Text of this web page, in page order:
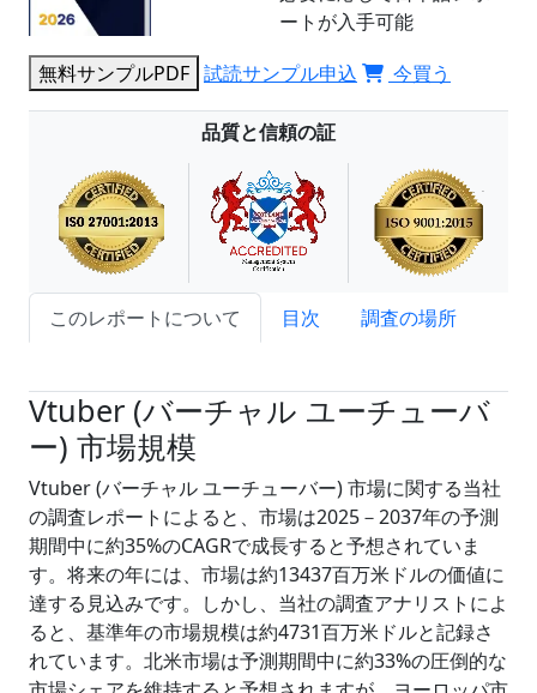
ートが入手可能
無料サンプルPDF 試読サンプル申込 今買う
品質と信頼の証
このレポートについて 目次
調査の場所
Vtuber (バーチャル ユーチューバ
ー) 市場規模
Vtuber (バーチャル ユーチューバー) 市場に関する当社
の調査レポートによると、市場は2025－2037年の予測
期間中に約35%のCAGRで成長すると予想されていま
す。将来の年には、市場は約13437百万米ドルの価値に
達する見込みです。しかし、当社の調査アナリストによ
ると、基準年の市場規模は約4731百万米ドルと記録さ
れています。北米市場は予測期間中に約33%の圧倒的な